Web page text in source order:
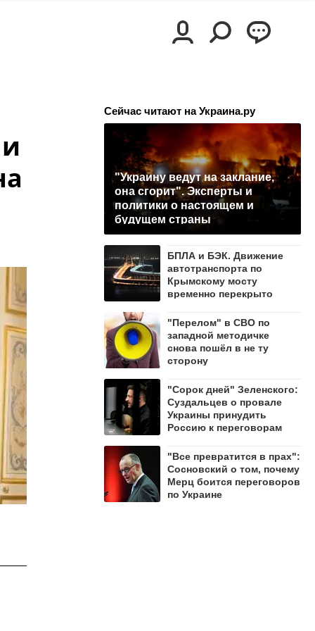
Сейчас читают на Украина.ру
"Украину ведут на заклание,
она сгорит". Эксперты и
политики о настоящем и
будущем страны
БПЛА и БЭК. Движение
автотранспорта по
Крымскому мосту
временно перекрыто
"Перелом" в СВО по
западной методичке
снова пошёл в не ту
сторону
"Сорок дней" Зеленского:
Суздальцев о провале
Украины принудить
Россию к переговорам
"Все превратится в прах":
Сосновский о том, почему
Мерц боится переговоров
по Украине